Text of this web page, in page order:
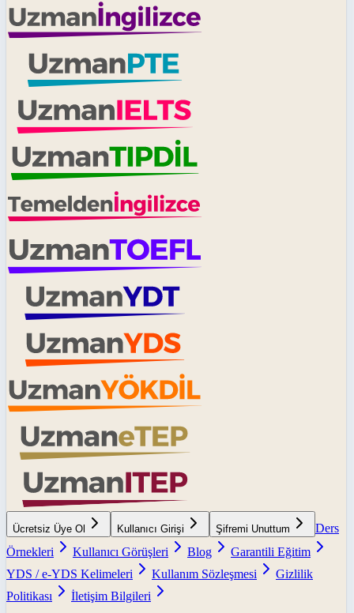
Ücretsiz Üye Ol Kullanıcı Girişi Şifremi Unuttum
Ders
Örnekleri
Kullanıcı Görüşleri Blog
Garantili Eğitim
YDS / e-YDS Kelimeleri
Kullanım Sözleşmesi
Gizlilik
Politikası
İletişim Bilgileri